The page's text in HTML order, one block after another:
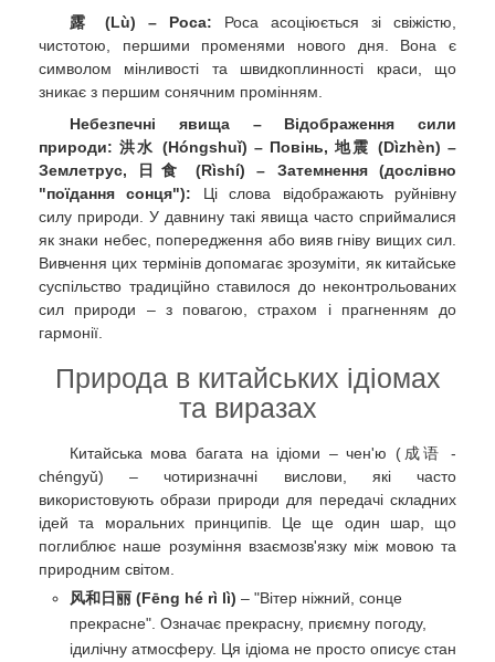
露 (Lù) – Роса: Роса асоціюється зі свіжістю,
чистотою, першими променями нового дня. Вона є
символом мінливості та швидкоплинності краси, що
зникає з першим сонячним промінням.
Небезпечні явища – Відображення сили
природи: 洪水 (Hóngshuǐ) – Повінь, 地震 (Dìzhèn) –
Землетрус, 日食 (Rìshí) – Затемнення (дослівно
"поїдання сонця"): Ці слова відображають руйнівну
силу природи. У давнину такі явища часто сприймалися
як знаки небес, попередження або вияв гніву вищих сил.
Вивчення цих термінів допомагає зрозуміти, як китайське
суспільство традиційно ставилося до неконтрольованих
сил природи – з повагою, страхом і прагненням до
гармонії.
Природа в китайських ідіомах
та виразах
Китайська мова багата на ідіоми – чен'ю (成语 -
chéngyǔ) – чотиризначні вислови, які часто
використовують образи природи для передачі складних
ідей та моральних принципів. Це ще один шар, що
поглиблює наше розуміння взаємозв'язку між мовою та
природним світом.
风和日丽 (Fēng hé rì lì) – "Вітер ніжний, сонце
прекрасне". Означає прекрасну, приємну погоду,
ідилічну атмосферу. Ця ідіома не просто описує стан